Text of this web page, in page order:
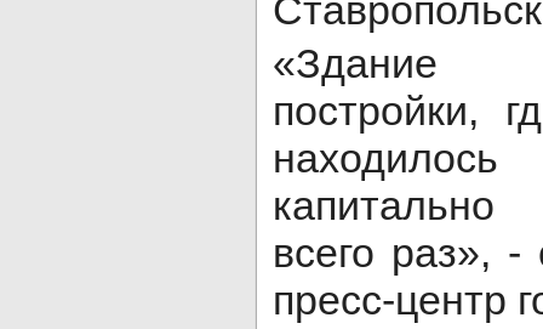
«Здание
постройки,
капитально
всего раз», -
пресс-центр